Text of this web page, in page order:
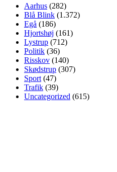
Aarhus (282)
Blå Blink (1.372)
Egå (186)
Hjortshøj (161)
Lystrup (712)
Politik (36)
Risskov (140)
Skødstrup (307)
Sport (47)
Trafik (39)
Uncategorized (615)